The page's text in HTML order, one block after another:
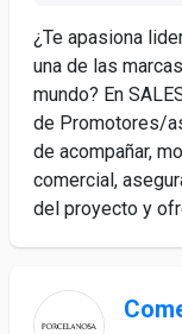
¿Te apasiona
una de las
mundo? En
de Promotores/
de acompañar,
comercial,
del proyecto y